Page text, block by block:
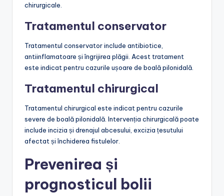
chirurgicale.
Tratamentul conservator
Tratamentul conservator include antibiotice,
antiinflamatoare și îngrijirea plăgii. Acest tratament
este indicat pentru cazurile ușoare de boală pilonidală.
Tratamentul chirurgical
Tratamentul chirurgical este indicat pentru cazurile
severe de boală pilonidală. Intervenția chirurgicală poate
include incizia și drenajul abcesului, excizia țesutului
afectat și închiderea fistulelor.
Prevenirea și
prognosticul bolii